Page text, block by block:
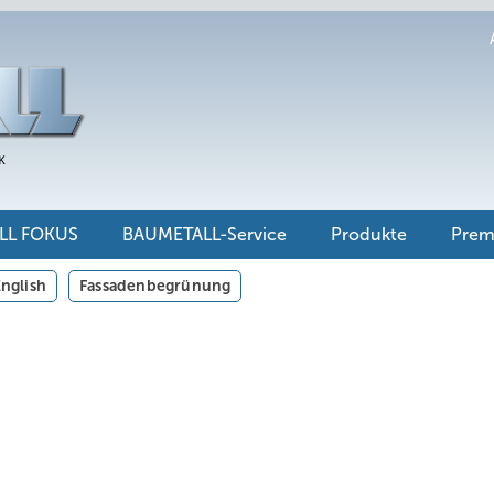
FOKUS BAUMETALL-Service Produkte
Fassadenbegrünung